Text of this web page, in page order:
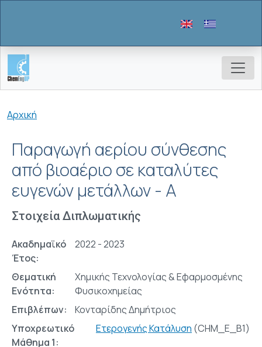
Breadcrumb
Αρχική
Παραγωγή αερίου σύνθεσης
από βιοαέριο σε καταλύτες
ευγενών μετάλλων - Α
Στοιχεία Διπλωματικής
Ακαδημαϊκό
Έτος:
2022 - 2023
Θεματική
Ενότητα:
Χημικής Τεχνολογίας & Εφαρμοσμένης
Φυσικοχημείας
Επιβλέπων:
Κονταρίδης Δημήτριος
Υποχρεωτικό
Μάθημα 1:
Ετερογενής Κατάλυση (CHM_E_B1)